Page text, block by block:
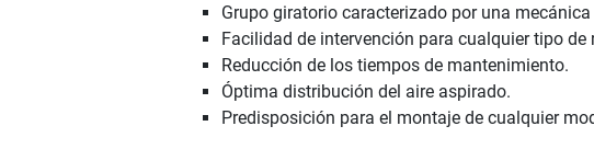
Grupo giratorio caracterizado por una
Facilidad de intervención para cualquier tipo de
Reducción de los tiempos de mantenimiento.
Óptima distribución del aire aspirado.
Predisposición para el montaje de cualquier